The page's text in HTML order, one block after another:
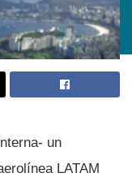
un
LATAM